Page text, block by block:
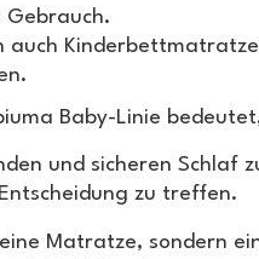
Gebrauch.
Baby-Linie
und sicheren Schlaf
zu treffen.
Matratze, sondern